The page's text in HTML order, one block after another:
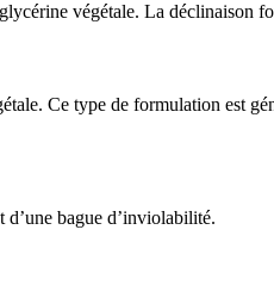
végétale. La déclinaison
Ce type de formulation est
bague d’inviolabilité.